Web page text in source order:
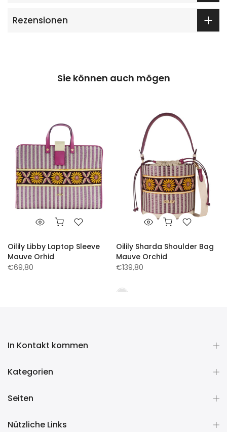
Rezensionen
Sie können auch mögen
Oilily Libby Laptop Sleeve
Mauve Orhid
€69,80
Oilily Sharda Shoulder Bag
Mauve Orchid
€139,80
In Kontakt kommen
Kategorien
Seiten
Nützliche Links